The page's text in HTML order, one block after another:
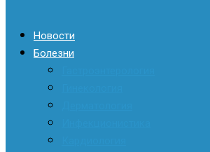
Новости
Болезни